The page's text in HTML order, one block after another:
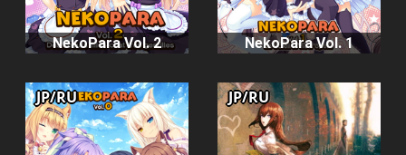
NekoPara Vol. 2 NekoPara Vol. 1
JP/RU JP/RU